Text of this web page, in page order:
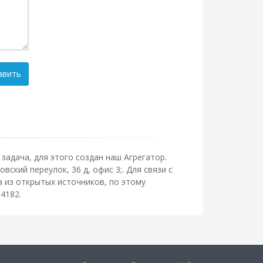
для этого создан наш Агрегатор.
переулок, 36 д, офис 3;. Для связи с
открытых источников, по этому